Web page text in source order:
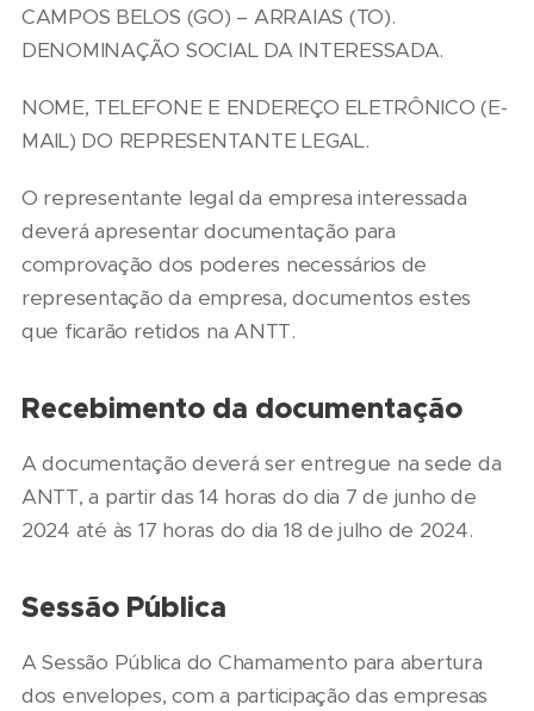
CAMPOS BELOS (GO) – ARRAIAS (TO).
DENOMINAÇÃO SOCIAL DA INTERESSADA.
NOME, TELEFONE E ENDEREÇO ELETRÔNICO (E-
MAIL) DO REPRESENTANTE LEGAL.
O representante legal da empresa interessada
deverá apresentar documentação para
comprovação dos poderes necessários de
representação da empresa, documentos estes
que ficarão retidos na ANTT.
Recebimento da documentação
A documentação deverá ser entregue na sede da
ANTT, a partir das 14 horas do dia 7 de junho de
2024 até às 17 horas do dia 18 de julho de 2024.
Sessão Pública
A Sessão Pública do Chamamento para abertura
dos envelopes, com a participação das empresas